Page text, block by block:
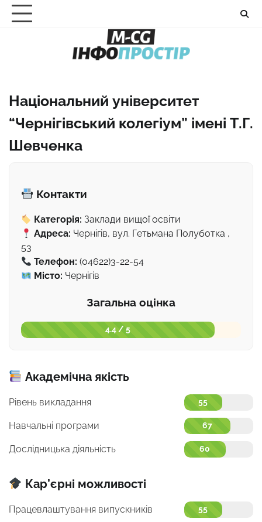
Перейти
Національний університет
“Чернігівський колегіум” імені Т.Г.
Шевченка
Контакти
Категорія: Заклади вищої освіти
Адреса: Чернігів, вул. Гетьмана Полуботка ,
53
Телефон: (04622)3-22-54
Місто: Чернігів
Загальна оцінка
4.4 / 5
Академічна якість
Рівень викладання 55
Навчальні програми 67
Дослідницька діяльність 60
Кар’єрні можливості
Працевлаштування випускників 55